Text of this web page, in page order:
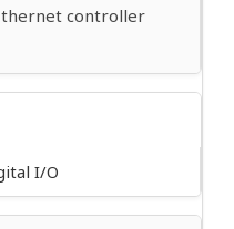
controller
I/O